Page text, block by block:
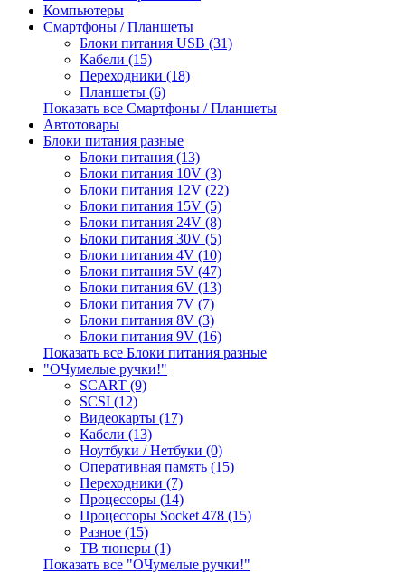
Компьютеры
Смартфоны / Планшеты
Блоки питания USB (31)
Кабели (15)
Переходники (18)
Планшеты (6)
Показать все Смартфоны / Планшеты
Автотовары
Блоки питания разные
Блоки питания (13)
Блоки питания 10V (3)
Блоки питания 12V (22)
Блоки питания 15V (5)
Блоки питания 24V (8)
Блоки питания 30V (5)
Блоки питания 4V (10)
Блоки питания 5V (47)
Блоки питания 6V (13)
Блоки питания 7V (7)
Блоки питания 8V (3)
Блоки питания 9V (16)
Показать все Блоки питания разные
"ОЧумелые ручки!"
SCART (9)
SCSI (12)
Видеокарты (17)
Кабели (13)
Ноутбуки / Нетбуки (0)
Оперативная память (15)
Переходники (7)
Процессоры (14)
Процессоры Socket 478 (15)
Разное (15)
ТВ тюнеры (1)
Показать все "ОЧумелые ручки!"